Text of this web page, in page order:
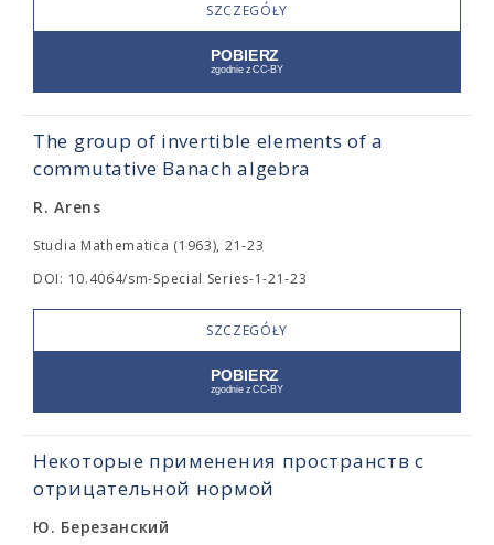
SZCZEGÓŁY
The group of invertible elements of a
commutative Banach algebra
R. Arens
Studia Mathematica (1963), 21-23
DOI: 10.4064/sm-Special Series-1-21-23
SZCZEGÓŁY
Некоторые применения пространств с
отрицательной нормой
Ю. Березанский